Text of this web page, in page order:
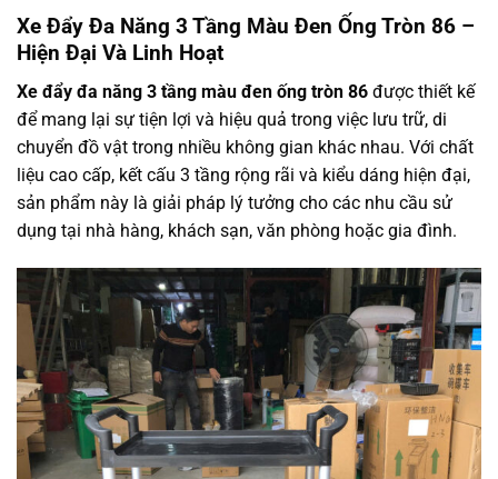
Xe Đẩy Đa Năng 3 Tầng Màu Đen Ống Tròn 86 –
Hiện Đại Và Linh Hoạt
Xe đẩy đa năng 3 tầng màu đen ống tròn 86 được thiết kế
để mang lại sự tiện lợi và hiệu quả trong việc lưu trữ, di
chuyển đồ vật trong nhiều không gian khác nhau. Với chất
liệu cao cấp, kết cấu 3 tầng rộng rãi và kiểu dáng hiện đại,
sản phẩm này là giải pháp lý tưởng cho các nhu cầu sử
dụng tại nhà hàng, khách sạn, văn phòng hoặc gia đình.